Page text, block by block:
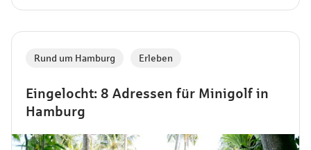
internationaler Künstler:innen.
Eingelocht: 8 Adressen für Minigolf in
Hamburg
Rund um Hamburg Erleben